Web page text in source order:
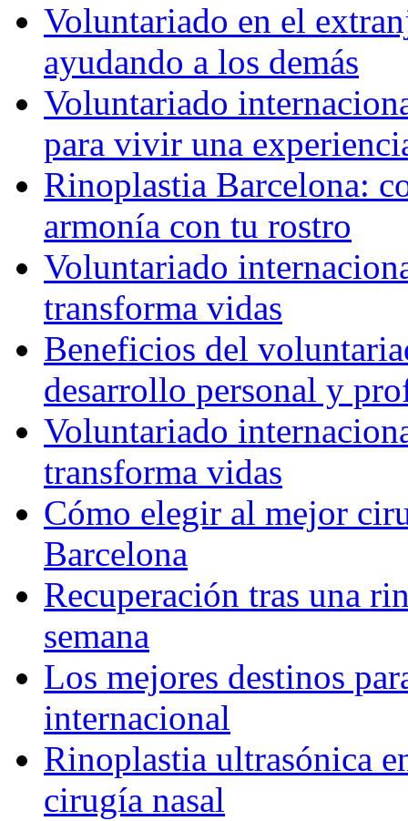
Voluntariado en el
ayudando a los demás
Voluntariado
para vivir una
Rinoplastia Barcelona:
armonía con tu rostro
Voluntariado
transforma vidas
Beneficios del
desarrollo personal y
Voluntariado
transforma vidas
Cómo elegir al mejor
Barcelona
Recuperación tras una
semana
Los mejores destinos
internacional
Rinoplastia ultrasónica
cirugía nasal